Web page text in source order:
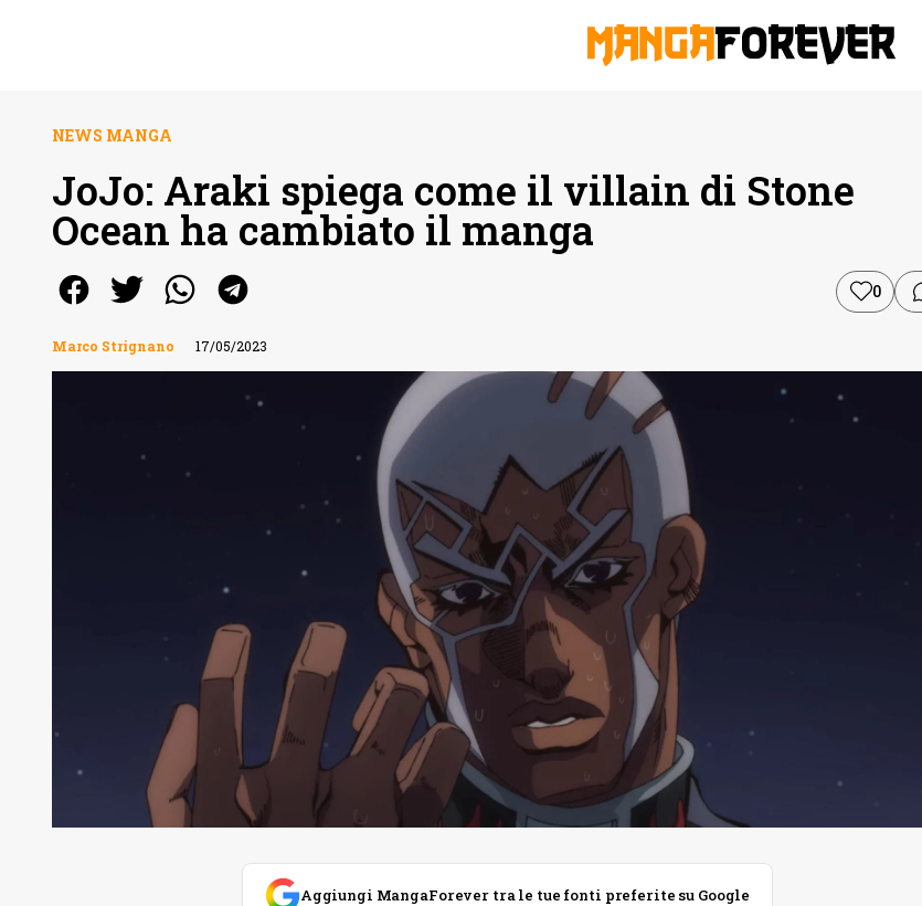
NEWS MANGA
JoJo: Araki spiega come il villain di Stone
Ocean ha cambiato il manga
0
Marco Strignano 17/05/2023
Aggiungi MangaForever tra le tue fonti preferite su Google